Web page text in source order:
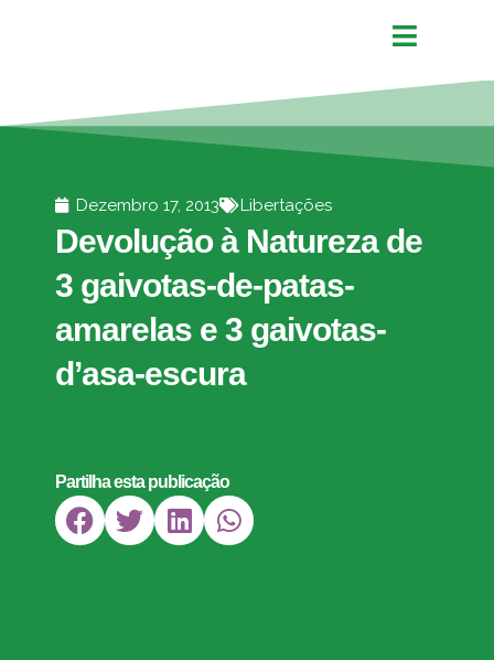
Dezembro 17, 2013 Libertações
Devolução à Natureza de
3 gaivotas-de-patas-
amarelas e 3 gaivotas-
d’asa-escura
Partilha esta publicação